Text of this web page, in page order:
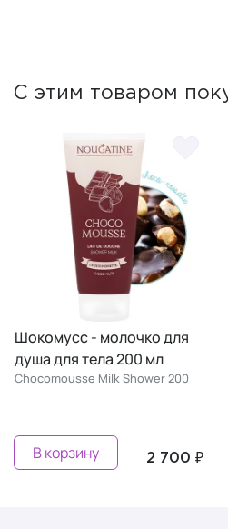
С этим товаром
Шокомусс - молочко для
душа для тела 200 мл
Chocomousse Milk Shower 200
2 700 ₽
В корзину